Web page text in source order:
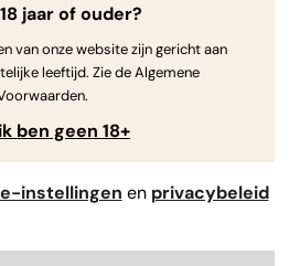
RQS Blog
jaar of ouder?
van onze website zijn gericht aan
leeftijd. Zie de Algemene
ben geen 18+
instellingen en privacybeleid